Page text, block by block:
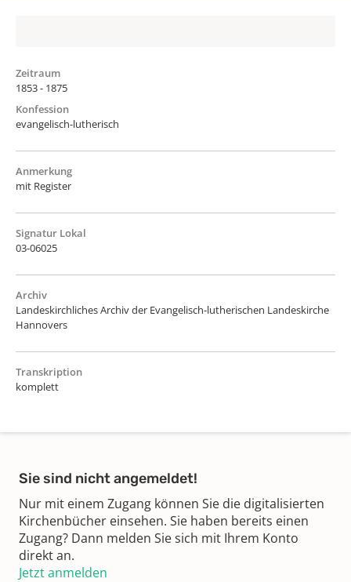
Zeitraum
1853 - 1875
Konfession
evangelisch-lutherisch
Anmerkung
mit Register
Signatur Lokal
03-06025
Archiv
Landeskirchliches Archiv der Evangelisch-lutherischen Landeskirche
Hannovers
Transkription
komplett
Sie sind nicht angemeldet!
Nur mit einem Zugang können Sie die digitalisierten
Kirchenbücher einsehen. Sie haben bereits einen
Zugang? Dann melden Sie sich mit Ihrem Konto
direkt an.
Jetzt anmelden